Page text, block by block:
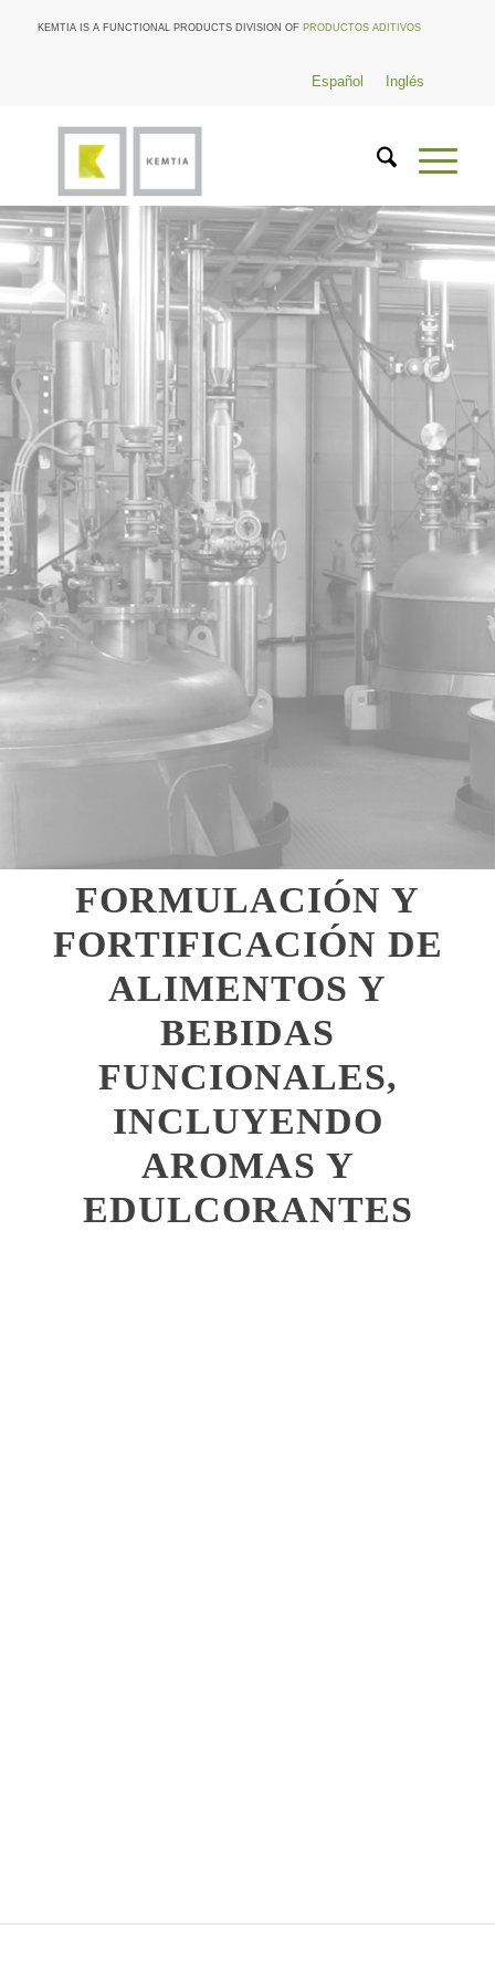
KEMTIA IS A FUNCTIONAL PRODUCTS DIVISION OF PRODUCTOS ADITIVOS
Español Inglés
FORMULACIÓN Y
FORTIFICACIÓN DE
ALIMENTOS Y
BEBIDAS
FUNCIONALES,
INCLUYENDO
AROMAS Y
EDULCORANTES